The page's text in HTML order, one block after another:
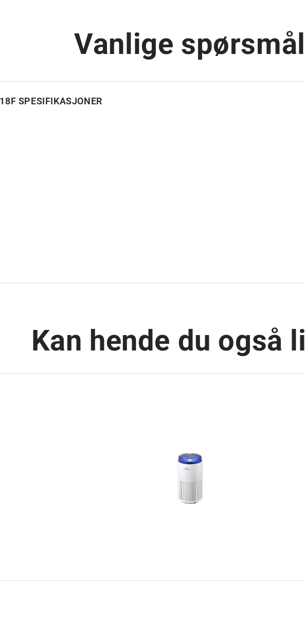
Vanlige spørsmål
SPESIFIKASJONER
Kan hende du også